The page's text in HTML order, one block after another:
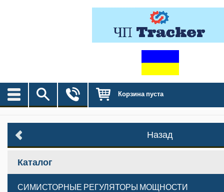
Корзина пуста
Назад
Каталог
СИМИСТОРНЫЕ РЕГУЛЯТОРЫ МОЩНОСТИ